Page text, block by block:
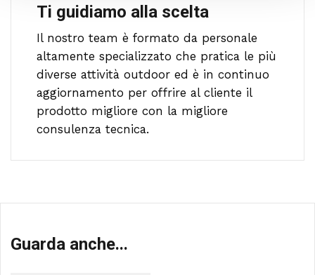
Ti guidiamo alla scelta
Il nostro team è formato da personale
altamente specializzato che pratica le più
diverse attività outdoor ed è in continuo
aggiornamento per offrire al cliente il
prodotto migliore con la migliore
consulenza tecnica.
Guarda anche...